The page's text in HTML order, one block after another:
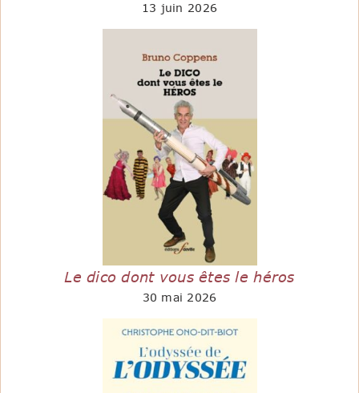
13 juin 2026
Le dico dont vous êtes le héros
30 mai 2026